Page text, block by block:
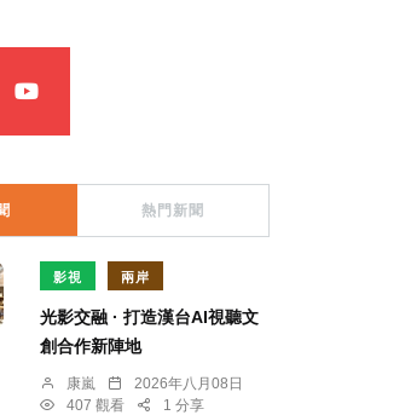
熱門新聞
影視 兩岸
光影交融 · 打造漢台AI視聽文
創合作新陣地
康嵐
2026年八月08日
407 觀看
1 分享